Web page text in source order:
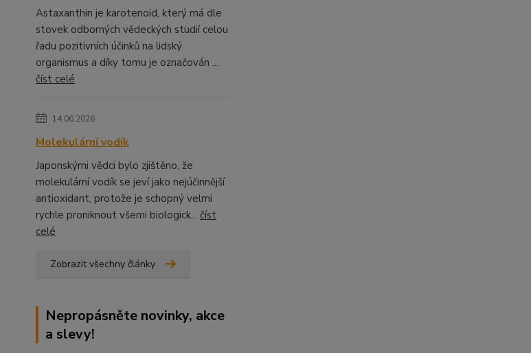
Astaxanthin je karotenoid, který má dle
stovek odborných vědeckých studií celou
řadu pozitivních účinků na lidský
organismus a díky tomu je označován ...
číst celé
14.06.2026
Molekulární vodík
Japonskými vědci bylo zjištěno, že
molekulární vodík se jeví jako nejúčinnější
antioxidant, protože je schopný velmi
rychle proniknout všemi biologick... číst
celé
Zobrazit všechny články
Nepropásněte novinky, akce
a slevy!